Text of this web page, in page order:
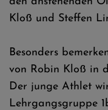
Kloß und Steffen
Besonders
von Robin Kloß in
Der junge Athlet
Lehrgangsgruppe